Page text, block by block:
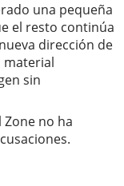
una pequeña
el resto continúa
dirección de
material
sin
no ha